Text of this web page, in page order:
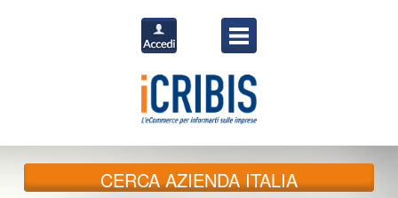
CERCAAZIENDA ITALIA